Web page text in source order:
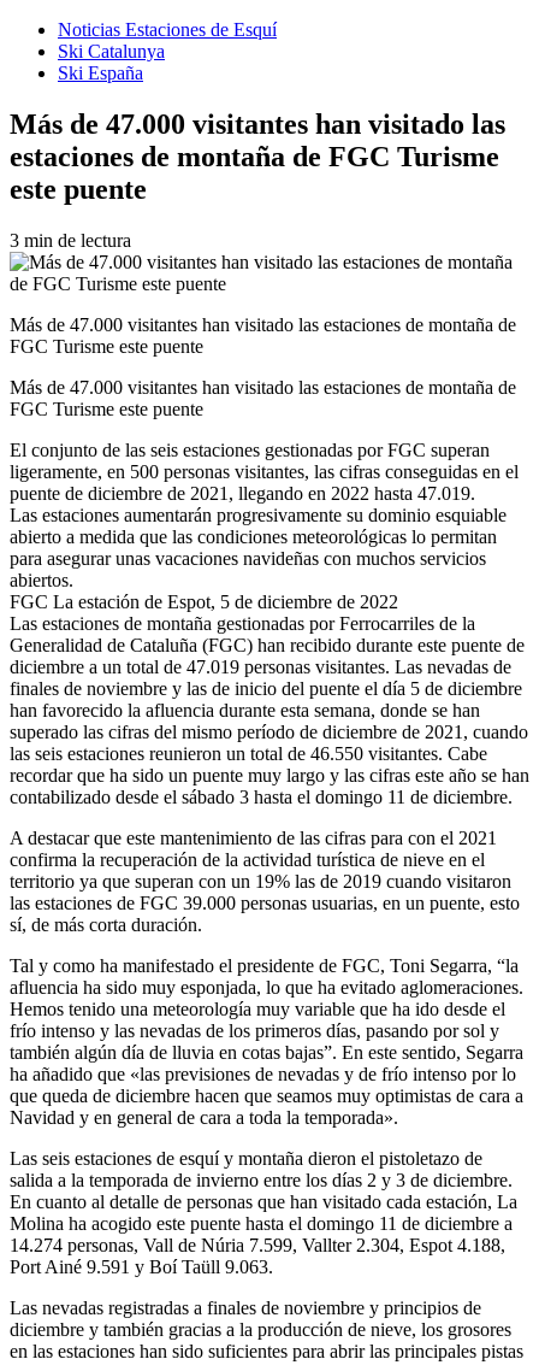
Noticias Estaciones de Esquí
Ski Catalunya
Ski España
Más de 47.000 visitantes han visitado las
estaciones de montaña de FGC Turisme
este puente
3 min de lectura
Más de 47.000 visitantes han visitado las estaciones de montaña de
FGC Turisme este puente
Más de 47.000 visitantes han visitado las estaciones de montaña de
FGC Turisme este puente
El conjunto de las seis estaciones gestionadas por FGC superan
ligeramente, en 500 personas visitantes, las cifras conseguidas en el
puente de diciembre de 2021, llegando en 2022 hasta 47.019.
Las estaciones aumentarán progresivamente su dominio esquiable
abierto a medida que las condiciones meteorológicas lo permitan
para asegurar unas vacaciones navideñas con muchos servicios
abiertos.
FGC La estación de Espot, 5 de diciembre de 2022
Las estaciones de montaña gestionadas por Ferrocarriles de la
Generalidad de Cataluña (FGC) han recibido durante este puente de
diciembre a un total de 47.019 personas visitantes. Las nevadas de
finales de noviembre y las de inicio del puente el día 5 de diciembre
han favorecido la afluencia durante esta semana, donde se han
superado las cifras del mismo período de diciembre de 2021, cuando
las seis estaciones reunieron un total de 46.550 visitantes. Cabe
recordar que ha sido un puente muy largo y las cifras este año se han
contabilizado desde el sábado 3 hasta el domingo 11 de diciembre.
A destacar que este mantenimiento de las cifras para con el 2021
confirma la recuperación de la actividad turística de nieve en el
territorio ya que superan con un 19% las de 2019 cuando visitaron
las estaciones de FGC 39.000 personas usuarias, en un puente, esto
sí, de más corta duración.
Tal y como ha manifestado el presidente de FGC, Toni Segarra, “la
afluencia ha sido muy esponjada, lo que ha evitado aglomeraciones.
Hemos tenido una meteorología muy variable que ha ido desde el
frío intenso y las nevadas de los primeros días, pasando por sol y
también algún día de lluvia en cotas bajas”. En este sentido, Segarra
ha añadido que «las previsiones de nevadas y de frío intenso por lo
que queda de diciembre hacen que seamos muy optimistas de cara a
Navidad y en general de cara a toda la temporada».
Las seis estaciones de esquí y montaña dieron el pistoletazo de
salida a la temporada de invierno entre los días 2 y 3 de diciembre.
En cuanto al detalle de personas que han visitado cada estación, La
Molina ha acogido este puente hasta el domingo 11 de diciembre a
14.274 personas, Vall de Núria 7.599, Vallter 2.304, Espot 4.188,
Port Ainé 9.591 y Boí Taüll 9.063.
Las nevadas registradas a finales de noviembre y principios de
diciembre y también gracias a la producción de nieve, los grosores
en las estaciones han sido suficientes para abrir las principales pistas